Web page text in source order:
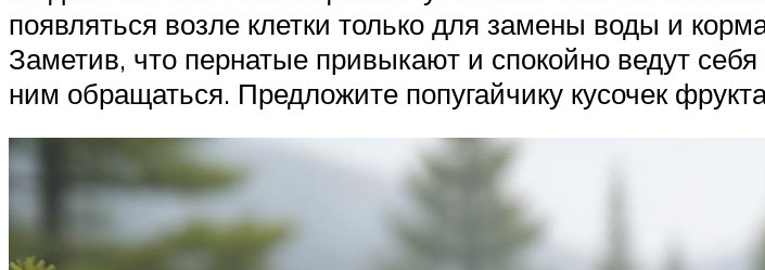
появляться возле клетки только для замены воды и
Заметив, что пернатые привыкают и спокойно ведут
ним обращаться. Предложите попугайчику кусочек